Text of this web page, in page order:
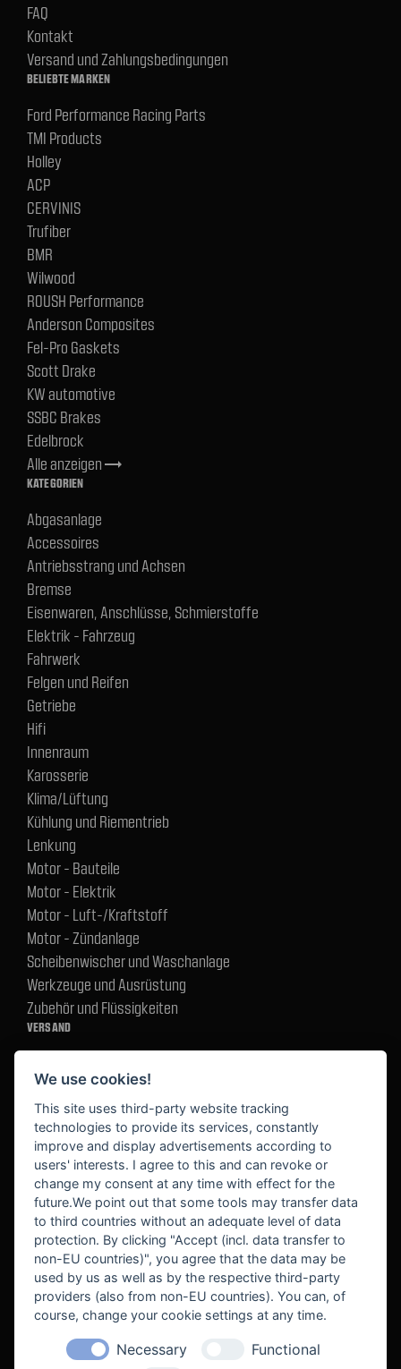
FAQ
Kontakt
Versand und Zahlungsbedingungen
BELIEBTE MARKEN
Ford Performance Racing Parts
TMI Products
Holley
ACP
CERVINIS
Trufiber
BMR
Wilwood
ROUSH Performance
Anderson Composites
Fel-Pro Gaskets
Scott Drake
KW automotive
SSBC Brakes
Edelbrock
Alle anzeigentrending_flat
KATEGORIEN
Abgasanlage
Accessoires
Antriebsstrang und Achsen
Bremse
Eisenwaren, Anschlüsse, Schmierstoffe
Elektrik - Fahrzeug
Fahrwerk
Felgen und Reifen
Getriebe
Hifi
Innenraum
Karosserie
Klima/Lüftung
Kühlung und Riementrieb
Lenkung
Motor - Bauteile
Motor - Elektrik
Motor - Luft-/Kraftstoff
Motor - Zündanlage
Scheibenwischer und Waschanlage
Werkzeuge und Ausrüstung
Zubehör und Flüssigkeiten
VERSAND
BEKANNT AUS
We use cookies!
This site uses third-party website tracking
technologies to provide its services, constantly
improve and display advertisements according to
users' interests. I agree to this and can revoke or
change my consent at any time with effect for the
future.We point out that some tools may transfer data
to third countries without an adequate level of data
protection. By clicking "Accept (incl. data transfer to
non-EU countries)", you agree that the data may be
used by us as well as by the respective third-party
providers (also from non-EU countries). You can, of
course, change your cookie settings at any time.
Necessary
Functional